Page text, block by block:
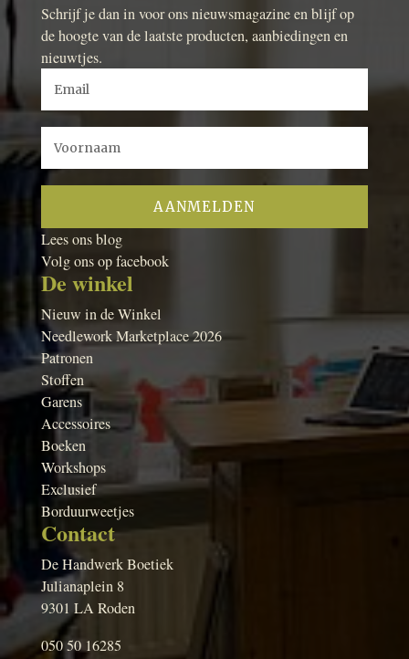
Schrijf je dan in voor ons nieuwsmagazine en blijf op
de hoogte van de laatste producten, aanbiedingen en
nieuwtjes.
Lees ons blog
Volg ons op facebook
De winkel
Nieuw in de Winkel
Needlework Marketplace 2026
Patronen
Stoffen
Garens
Accessoires
Boeken
Workshops
Exclusief
Borduurweetjes
Contact
De Handwerk Boetiek
Julianaplein 8
9301 LA Roden
050 50 16285